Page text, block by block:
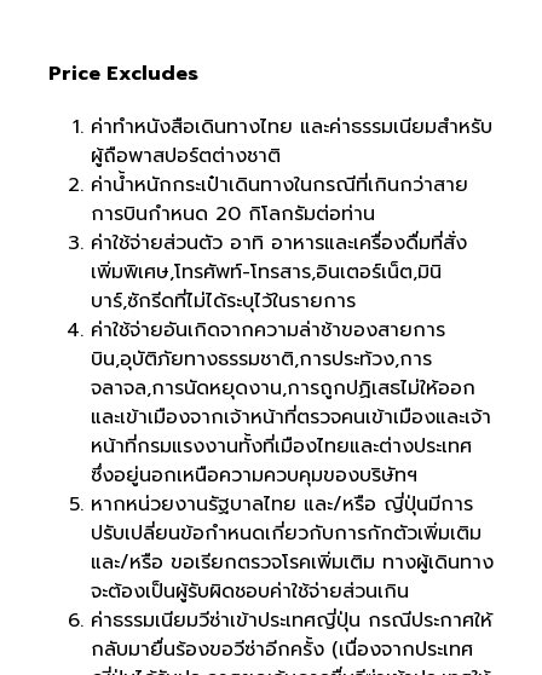
Price Excludes
ค่าทำหนังสือเดินทางไทย และค่าธรรมเนียมสำหรับ
ผู้ถือพาสปอร์ตต่างชาติ
ค่าน้ำหนักกระเป๋าเดินทางในกรณีที่เกินกว่าสาย
การบินกำหนด 20 กิโลกรัมต่อท่าน
ค่าใช้จ่ายส่วนตัว อาทิ อาหารและเครื่องดื่มที่สั่ง
เพิ่มพิเศษ,โทรศัพท์-โทรสาร,อินเตอร์เน็ต,มินิ
บาร์,ซักรีดที่ไม่ได้ระบุไว้ในรายการ
ค่าใช้จ่ายอันเกิดจากความล่าช้าของสายการ
บิน,อุบัติภัยทางธรรมชาติ,การประท้วง,การ
จลาจล,การนัดหยุดงาน,การถูกปฏิเสธไม่ให้ออก
และเข้าเมืองจากเจ้าหน้าที่ตรวจคนเข้าเมืองและเจ้า
หน้าที่กรมแรงงานทั้งที่เมืองไทยและต่างประเทศ
ซึ่งอยู่นอกเหนือความควบคุมของบริษัทฯ
หากหน่วยงานรัฐบาลไทย และ/หรือ ญี่ปุ่นมีการ
ปรับเปลี่ยนข้อกำหนดเกี่ยวกับการกักตัวเพิ่มเติม
และ/หรือ ขอเรียกตรวจโรคเพิ่มเติม ทางผู้เดินทาง
จะต้องเป็นผู้รับผิดชอบค่าใช้จ่ายส่วนเกิน
ค่าธรรมเนียมวีซ่าเข้าประเทศญี่ปุ่น กรณีประกาศให้
กลับมายื่นร้องขอวีซ่าอีกครั้ง (เนื่องจากประเทศ